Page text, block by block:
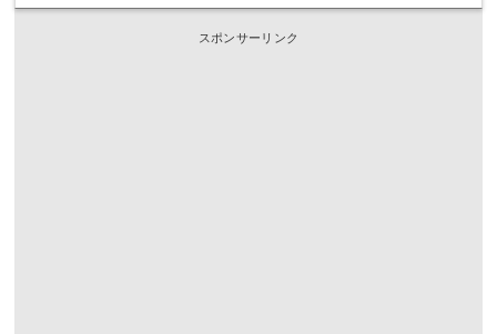
スポンサーリンク